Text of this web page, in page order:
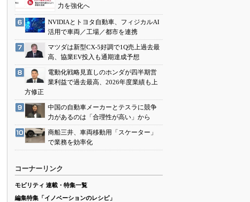
力を強化へ
NVIDIAとトヨタ自動車、フィジカルAI
活用で車両／工場／都市を連携
マツダは新型CX-5好調で1Q売上過去最
高、協業EV投入も通期達成予想
電動化戦略見直しのホンダが四半期営
業利益で過去最高、2026年度業績も上
方修正
中国の自動車メーカーとテスラに競争
力があるのは「合理性が高い」から
商船三井、車両移動用「スケーター」
で業務を効率化
コーナーリンク
モビリティ 連載・特集一覧
編集特集「イノベーションのレシピ」